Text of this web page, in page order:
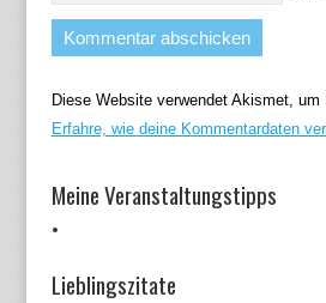
Diese Website verwendet Akismet, um
Erfahre, wie deine Kommentardaten
Meine Veranstaltungstipps
Lieblingszitate